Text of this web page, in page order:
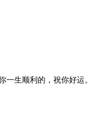
一生顺利的，祝你好运。